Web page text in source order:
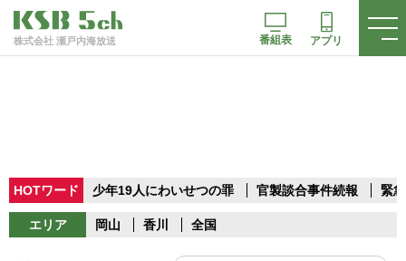
株式会社 瀬戸内海放送 番組表 アプリ
HOTワード 少年19人にわいせつの罪 官製談合事件続報 緊
エリア 岡山 香川 全国